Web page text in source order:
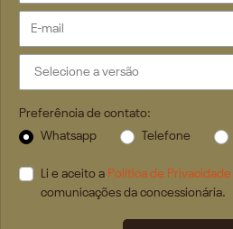
Preferência de contato:
Whatsapp
Telefone
Li e aceito a Política de Privacidade
comunicações da concessionária.